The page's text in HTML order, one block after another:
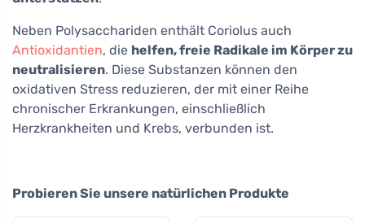
Neben Polysacchariden enthält Coriolus auch
Antioxidantien, die helfen, freie Radikale im Körper zu
neutralisieren. Diese Substanzen können den
oxidativen Stress reduzieren, der mit einer Reihe
chronischer Erkrankungen, einschließlich
Herzkrankheiten und Krebs, verbunden ist.
Probieren Sie unsere natürlichen Produkte